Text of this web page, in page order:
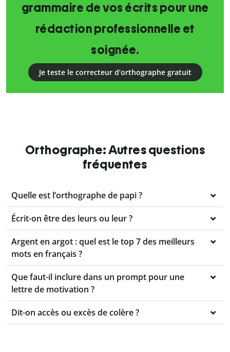
grammaire de vos écrits pour une
rédaction professionnelle et
soignée.
Je teste le correcteur d’orthographe gratuit
Orthographe: Autres questions
fréquentes
Quelle est l’orthographe de papi ?
Écrit-on être des leurs ou leur ?
Argent en argot : quel est le top 7 des meilleurs
mots en français ?
Que faut-il inclure dans un prompt pour une
lettre de motivation ?
Dit-on accès ou excès de colère ?